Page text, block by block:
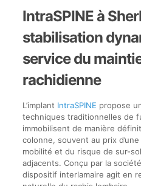
IntraSPINE à
stabilisation
service du
rachidienne
L’implant IntraSPINE propose
techniques traditionnelles de
immobilisent de manière
colonne, souvent au prix
mobilité et du risque de sur-
adjacents. Conçu par la
dispositif interlamaire agit en